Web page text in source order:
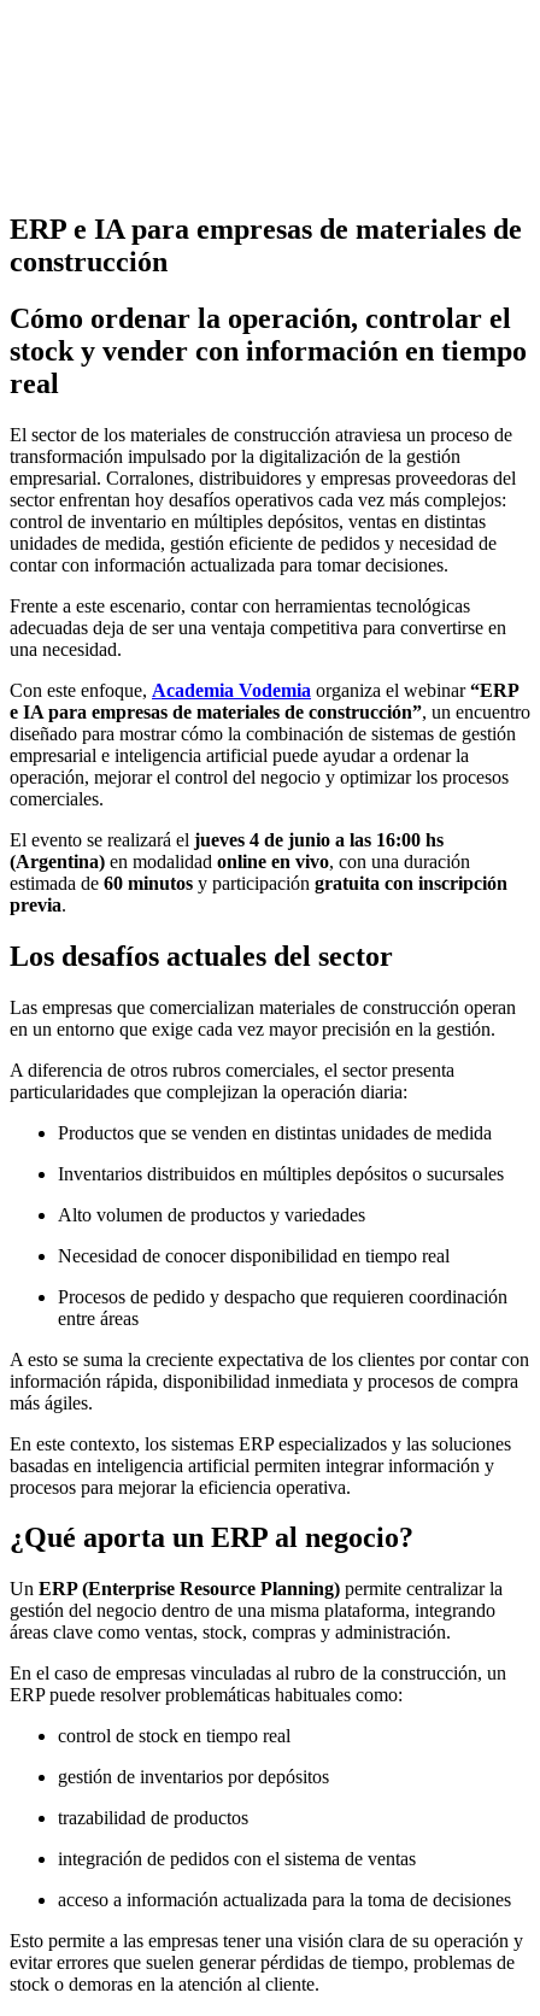
ERP e IA para empresas de materiales de
construcción
Cómo ordenar la operación, controlar el
stock y vender con información en tiempo
real
El sector de los materiales de construcción atraviesa un proceso de
transformación impulsado por la digitalización de la gestión
empresarial. Corralones, distribuidores y empresas proveedoras del
sector enfrentan hoy desafíos operativos cada vez más complejos:
control de inventario en múltiples depósitos, ventas en distintas
unidades de medida, gestión eficiente de pedidos y necesidad de
contar con información actualizada para tomar decisiones.
Frente a este escenario, contar con herramientas tecnológicas
adecuadas deja de ser una ventaja competitiva para convertirse en
una necesidad.
Con este enfoque, Academia Vodemia organiza el webinar“ERP
e IA para empresas de materiales de construcción”, un encuentro
diseñado para mostrar cómo la combinación de sistemas de gestión
empresarial e inteligencia artificial puede ayudar a ordenar la
operación, mejorar el control del negocio y optimizar los procesos
comerciales.
El evento se realizará el jueves 4 de junio a las 16:00 hs
(Argentina) en modalidad online en vivo, con una duración
estimada de 60 minutos y participación gratuita con inscripción
previa.
Los desafíos actuales del sector
Las empresas que comercializan materiales de construcción operan
en un entorno que exige cada vez mayor precisión en la gestión.
A diferencia de otros rubros comerciales, el sector presenta
particularidades que complejizan la operación diaria:
Productos que se venden en distintas unidades de medida
Inventarios distribuidos en múltiples depósitos o sucursales
Alto volumen de productos y variedades
Necesidad de conocer disponibilidad en tiempo real
Procesos de pedido y despacho que requieren coordinación
entre áreas
A esto se suma la creciente expectativa de los clientes por contar con
información rápida, disponibilidad inmediata y procesos de compra
más ágiles.
En este contexto, los sistemas ERP especializados y las soluciones
basadas en inteligencia artificial permiten integrar información y
procesos para mejorar la eficiencia operativa.
¿Qué aporta un ERP al negocio?
Un ERP (Enterprise Resource Planning) permite centralizar la
gestión del negocio dentro de una misma plataforma, integrando
áreas clave como ventas, stock, compras y administración.
En el caso de empresas vinculadas al rubro de la construcción, un
ERP puede resolver problemáticas habituales como:
control de stock en tiempo real
gestión de inventarios por depósitos
trazabilidad de productos
integración de pedidos con el sistema de ventas
acceso a información actualizada para la toma de decisiones
Esto permite a las empresas tener una visión clara de su operación y
evitar errores que suelen generar pérdidas de tiempo, problemas de
stock o demoras en la atención al cliente.